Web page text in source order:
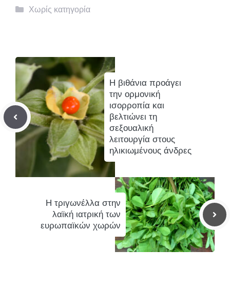
Κατηγορίες
Χωρίς κατηγορία
Η βιθάνια προάγει
την ορμονική
ισορροπία και
βελτιώνει τη
σεξουαλική
λειτουργία στους
ηλικιωμένους άνδρες
Η τριγωνέλλα στην
λαϊκή ιατρική των
ευρωπαϊκών χωρών